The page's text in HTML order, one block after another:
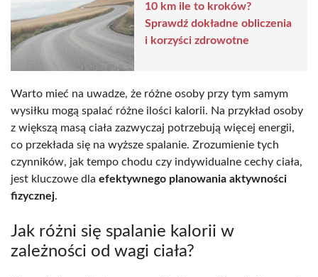
10 km ile to kroków?
Sprawdź dokładne obliczenia
i korzyści zdrowotne
Warto mieć na uwadze, że różne osoby przy tym samym
wysiłku mogą spalać różne ilości kalorii. Na przykład osoby
z większą masą ciała zazwyczaj potrzebują więcej energii,
co przekłada się na wyższe spalanie. Zrozumienie tych
czynników, jak tempo chodu czy indywidualne cechy ciała,
jest kluczowe dla efektywnego planowania aktywności
fizycznej.
Jak różni się spalanie kalorii w
zależności od wagi ciała?